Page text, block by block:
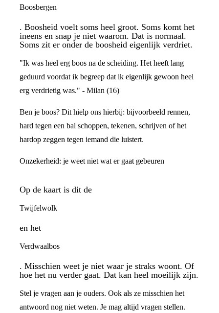
Boosbergen
. Boosheid voelt soms heel groot. Soms komt het
ineens en snap je niet waarom. Dat is normaal.
Soms zit er onder de boosheid eigenlijk verdriet.
"Ik was heel erg boos na de scheiding. Het heeft lang
geduurd voordat ik begreep dat ik eigenlijk gewoon heel
erg verdrietig was." - Milan (16)
Ben je boos? Dit hielp ons hierbij: bijvoorbeeld rennen,
hard tegen een bal schoppen, tekenen, schrijven of het
hardop zeggen tegen iemand die luistert.
Onzekerheid: je weet niet wat er gaat gebeuren
Op de kaart is dit de
Twijfelwolk
en het
Verdwaalbos
. Misschien weet je niet waar je straks woont. Of
hoe het nu verder gaat. Dat kan heel moeilijk zijn.
Stel je vragen aan je ouders. Ook als ze misschien het
antwoord nog niet weten. Je mag altijd vragen stellen.